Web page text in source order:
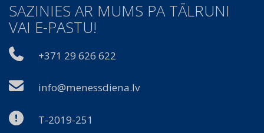
SAZINIES AR MUMS PA TĀLRUNI
VAI E-PASTU!
+371 29 626 622
info@menessdiena.lv
T-2019-251